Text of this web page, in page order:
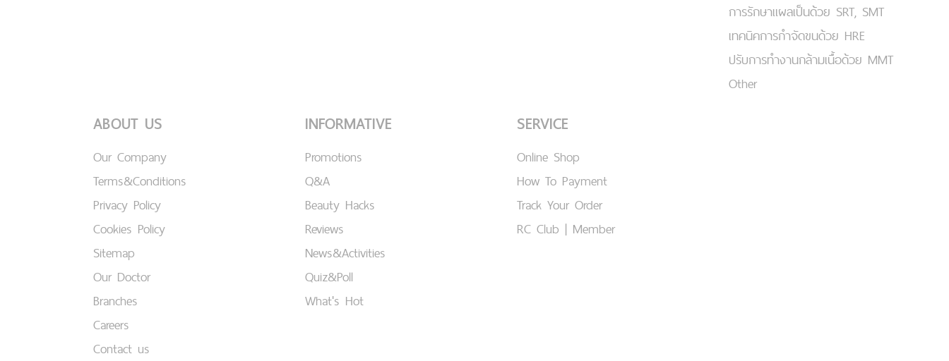
การรักษาแผลเป็นด้วย SRT, SMT
เทคนิคการกำจัดขนด้วย HRE
ปรับการทำงานกล้ามเนื้อด้วย MMT
Other
ABOUT US
Our Company
Terms&Conditions
Privacy Policy
Cookies Policy
Sitemap
Our Doctor
Branches
Careers
Contact us
INFORMATIVE
Promotions
Q&A
Beauty Hacks
Reviews
News&Activities
Quiz&Poll
What's Hot
SERVICE
Online Shop
How To Payment
Track Your Order
RC Club | Member